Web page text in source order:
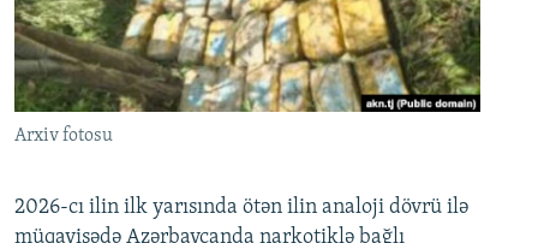
Arxiv fotosu
2026-cı ilin ilk yarısında ötən ilin analoji dövrü ilə
müqayisədə Azərbaycanda narkotiklə bağlı